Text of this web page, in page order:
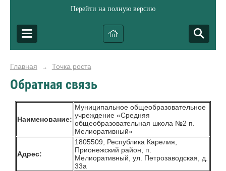
Перейти на полную версию
Главная → Точка роста
Обратная связь
Наименование:
Муниципальное общеобразовательное
учреждение «Средняя
общеобразовательная школа №2 п.
Мелиоративный»
Адрес:
1805509, Республика Карелия,
Прионежский район, п.
Мелиоративный, ул. Петрозаводская, д.
33а